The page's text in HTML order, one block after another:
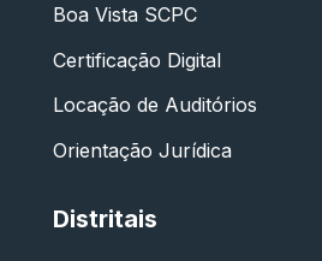
Boa Vista SCPC
Certificação Digital
Locação de Auditórios
Orientação Jurídica
Distritais